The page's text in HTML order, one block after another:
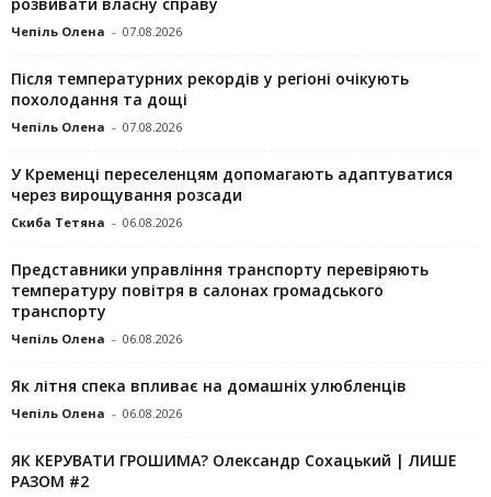
Чепіль Олена - 07.08.2026
Після температурних рекордів у регіоні очікують
похолодання та дощі
Чепіль Олена - 07.08.2026
У Кременці переселенцям допомагають адаптуватися
через вирощування розсади
Скиба Тетяна - 06.08.2026
Представники управління транспорту перевіряють
температуру повітря в салонах громадського
транспорту
Чепіль Олена - 06.08.2026
Як літня спека впливає на домашніх улюбленців
Чепіль Олена - 06.08.2026
ЯК КЕРУВАТИ ГРОШИМА? Олександр Сохацький | ЛИШЕ
РАЗОМ #2